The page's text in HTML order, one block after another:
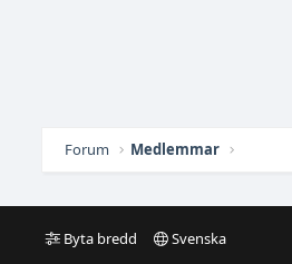
Forum Medlemmar
Byta bredd Svenska